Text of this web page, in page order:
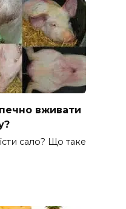
вживати
сало? Що таке